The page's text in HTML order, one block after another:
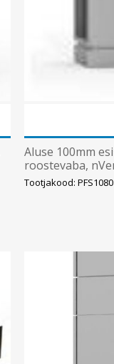
Aluse 100mm
roostevaba,
Tootjakood: PFS1080